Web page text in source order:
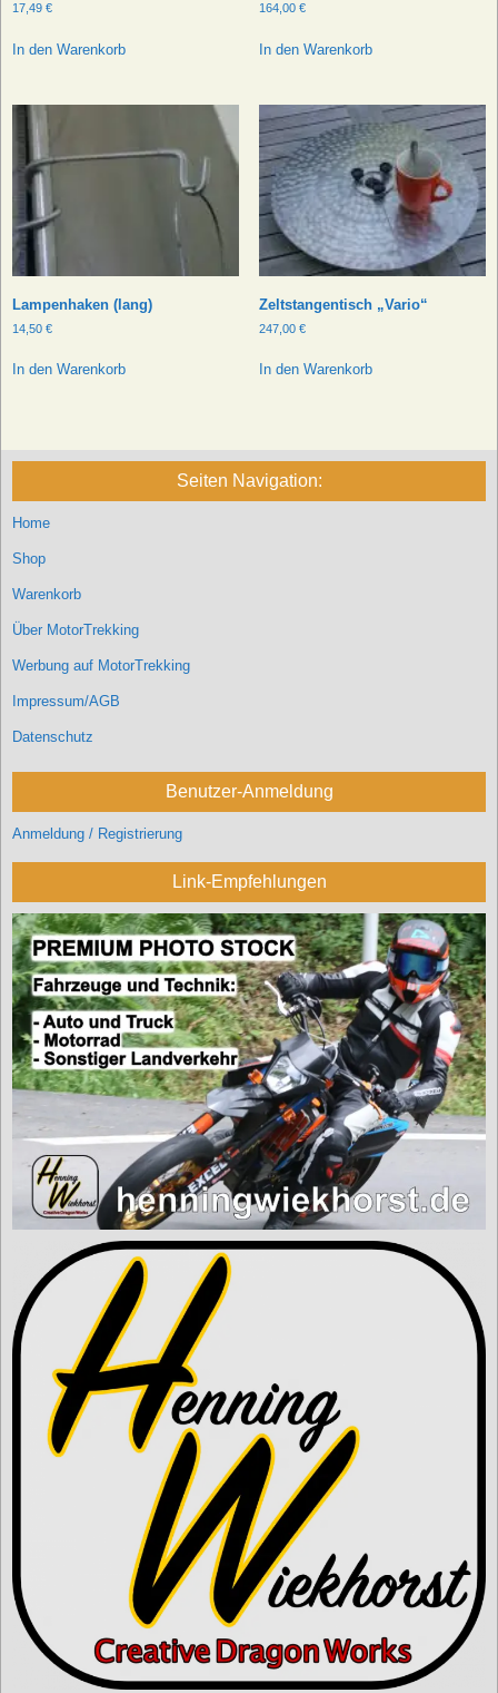
17,49 €
In den Warenkorb
164,00 €
In den Warenkorb
Lampenhaken (lang)
14,50 €
In den Warenkorb
Zeltstangentisch „Vario“
247,00 €
In den Warenkorb
Seiten Navigation:
Home
Shop
Warenkorb
Über MotorTrekking
Werbung auf MotorTrekking
Impressum/AGB
Datenschutz
Benutzer-Anmeldung
Anmeldung / Registrierung
Link-Empfehlungen